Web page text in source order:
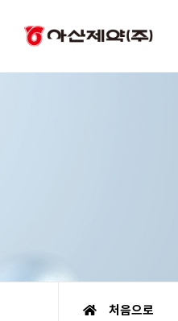
처음으로